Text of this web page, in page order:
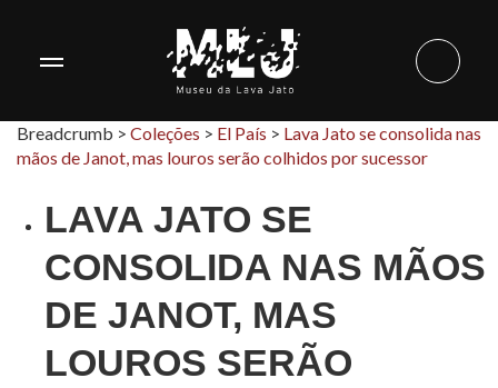
Breadcrumb > Coleções > El País > Lava Jato se consolida nas
mãos de Janot, mas louros serão colhidos por sucessor
LAVA JATO SE
CONSOLIDA NAS MÃOS
DE JANOT, MAS
LOUROS SERÃO